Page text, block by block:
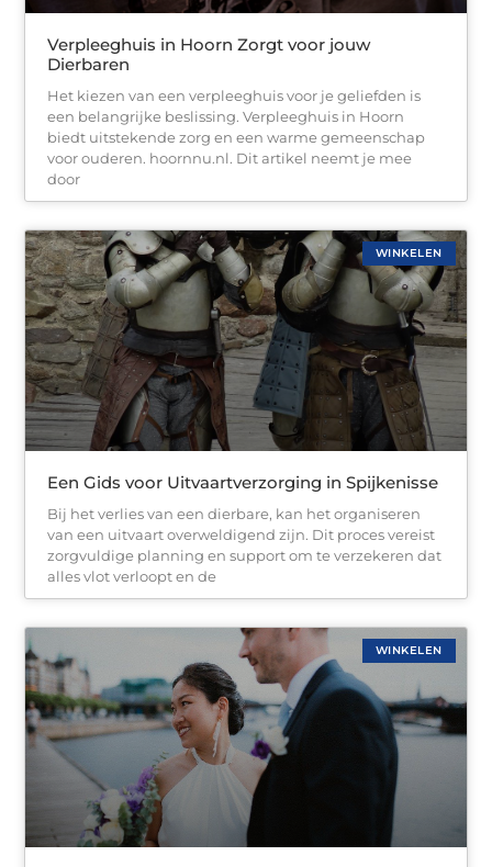
Verpleeghuis in Hoorn Zorgt voor jouw
Dierbaren
Het kiezen van een verpleeghuis voor je geliefden is
een belangrijke beslissing. Verpleeghuis in Hoorn
biedt uitstekende zorg en een warme gemeenschap
voor ouderen. hoornnu.nl. Dit artikel neemt je mee
door
WINKELEN
Een Gids voor Uitvaartverzorging in Spijkenisse
Bij het verlies van een dierbare, kan het organiseren
van een uitvaart overweldigend zijn. Dit proces vereist
zorgvuldige planning en support om te verzekeren dat
alles vlot verloopt en de
WINKELEN